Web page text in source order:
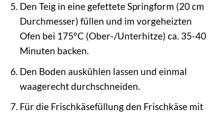
Den Teig in eine gefettete Springform (20 cm
Durchmesser) füllen und im vorgeheizten
Ofen bei 175°C (Ober-/Unterhitze) ca. 35-40
Minuten backen.
Den Boden auskühlen lassen und einmal
waagerecht durchschneiden.
Für die Frischkäsefüllung den Frischkäse mit